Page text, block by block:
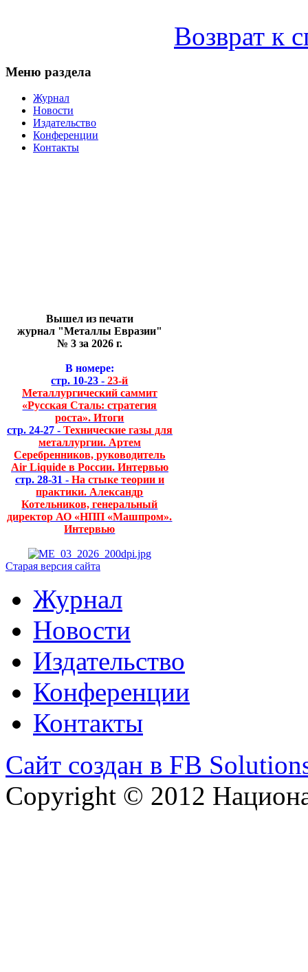
Возврат к
Меню раздела
Журнал
Новости
Издательство
Конференции
Контакты
Вышел из печати
журнал "Металлы Евразии"
№ 3 за 2026 г.
В номере:
стр. 10-23 - 23-й
Металлургический саммит
«Русская Сталь: стратегия
роста». Итоги
стр. 24-27 - Технические газы для
металлургии. Артем
Серебренников, руководитель
Air Liquide в России. Интервью
стр. 28-31 - На стыке теории и
практики. Александр
Котельников, генеральный
директор АО «НПП «Машпром».
Интервью
Старая версия сайта
Журнал
Новости
Издательство
Конференции
Контакты
Сайт создан в FB
Copyright © 2012